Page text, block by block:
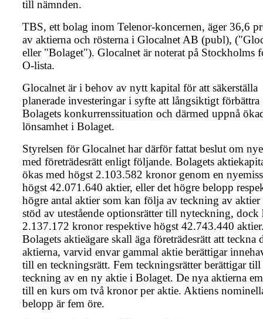
till nämnden.
TBS, ett bolag inom Telenor-koncernen, äger 36,6
av aktierna och rösterna i Glocalnet AB (publ),
eller "Bolaget"). Glocalnet är noterat på Stockholms
O-lista.
Glocalnet är i behov av nytt kapital för att säkerställa
planerade investeringar i syfte att långsiktigt förbättra
Bolagets konkurrenssituation och därmed uppnå
lönsamhet i Bolaget.
Styrelsen för Glocalnet har därför fattat beslut om
med företrädesrätt enligt följande. Bolagets
ökas med högst 2.103.582 kronor genom en
högst 42.071.640 aktier, eller det högre belopp
högre antal aktier som kan följa av teckning av aktier
stöd av utestående optionsrätter till nyteckning, dock
2.137.172 kronor respektive högst 42.743.440
Bolagets aktieägare skall äga företrädesrätt att teckna
aktierna, varvid envar gammal aktie berättigar
till en teckningsrätt. Fem teckningsrätter berättigar till
teckning av en ny aktie i Bolaget. De nya aktierna
till en kurs om två kronor per aktie. Aktiens
belopp är fem öre.